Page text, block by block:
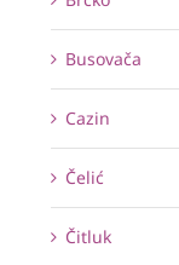
Busovača
Cazin
Čelić
Čitluk